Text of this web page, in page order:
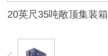
20英尺35吨敞顶集装箱